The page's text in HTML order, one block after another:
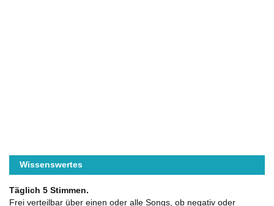
Wissenswertes
Täglich 5 Stimmen.
Frei verteilbar über einen oder alle Songs, ob negativ oder